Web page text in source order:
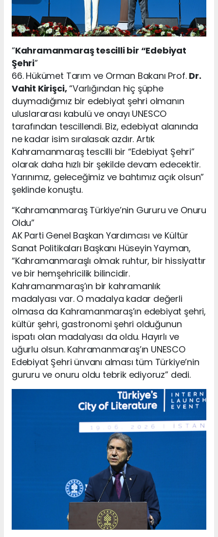
“Kahramanmaraş tescilli bir “Edebiyat
Şehri”
66. Hükümet Tarım ve Orman Bakanı Prof. Dr.
Vahit Kirişci,“Varlığından hiç şüphe
duymadığımız bir edebiyat şehri olmanın
uluslararası kabulü ve onayı UNESCO
tarafından tescillendi. Biz, edebiyat alanında
ne kadar isim sıralasak azdır. Artık
Kahramanmaraş tescilli bir “Edebiyat Şehri”
olarak daha hızlı bir şekilde devam edecektir.
Yarınımız, geleceğimiz ve bahtımız açık olsun”
şeklinde konuştu.
“Kahramanmaraş Türkiye’nin Gururu ve Onuru
Oldu”
AK Parti Genel Başkan Yardımcısı ve Kültür
Sanat Politikaları Başkanı Hüseyin Yayman,
“Kahramanmaraşlı olmak ruhtur, bir hissiyattır
ve bir hemşehricilik bilincidir.
Kahramanmaraş’ın bir kahramanlık
madalyası var. O madalya kadar değerli
olmasa da Kahramanmaraş’ın edebiyat şehri,
kültür şehri, gastronomi şehri olduğunun
ispatı olan madalyası da oldu. Hayırlı ve
uğurlu olsun. Kahramanmaraş’ın UNESCO
Edebiyat Şehri ünvanı alması tüm Türkiye’nin
gururu ve onuru oldu tebrik ediyoruz” dedi.